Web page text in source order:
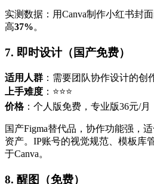
实测数据：用Canva制作小红书封
高37%。
7. 即时设计（国产免费）
适用人群 ：需要团队协作设计的创
上手难度 ：⭐⭐⭐
价格：个人版免费，专业版36元/月
国产Figma替代品，协作功能强，
资产。IP账号的视觉规范、模板库
于Canva。
8. 醒图（免费）